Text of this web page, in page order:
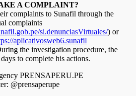
A COMPLAINT?
complaints to Sunafil through the
complaints
si.denunciasVirtuales/) or
aplicativosweb6.sunafil
the investigation procedure, the
to complete his actions.
PRENSAPERU.PE
@prensaperupe